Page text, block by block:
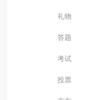
礼物
答题
考试
投票